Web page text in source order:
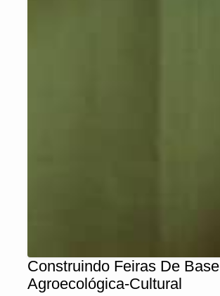
Construindo Feiras De Base
Agroecológica-Cultural